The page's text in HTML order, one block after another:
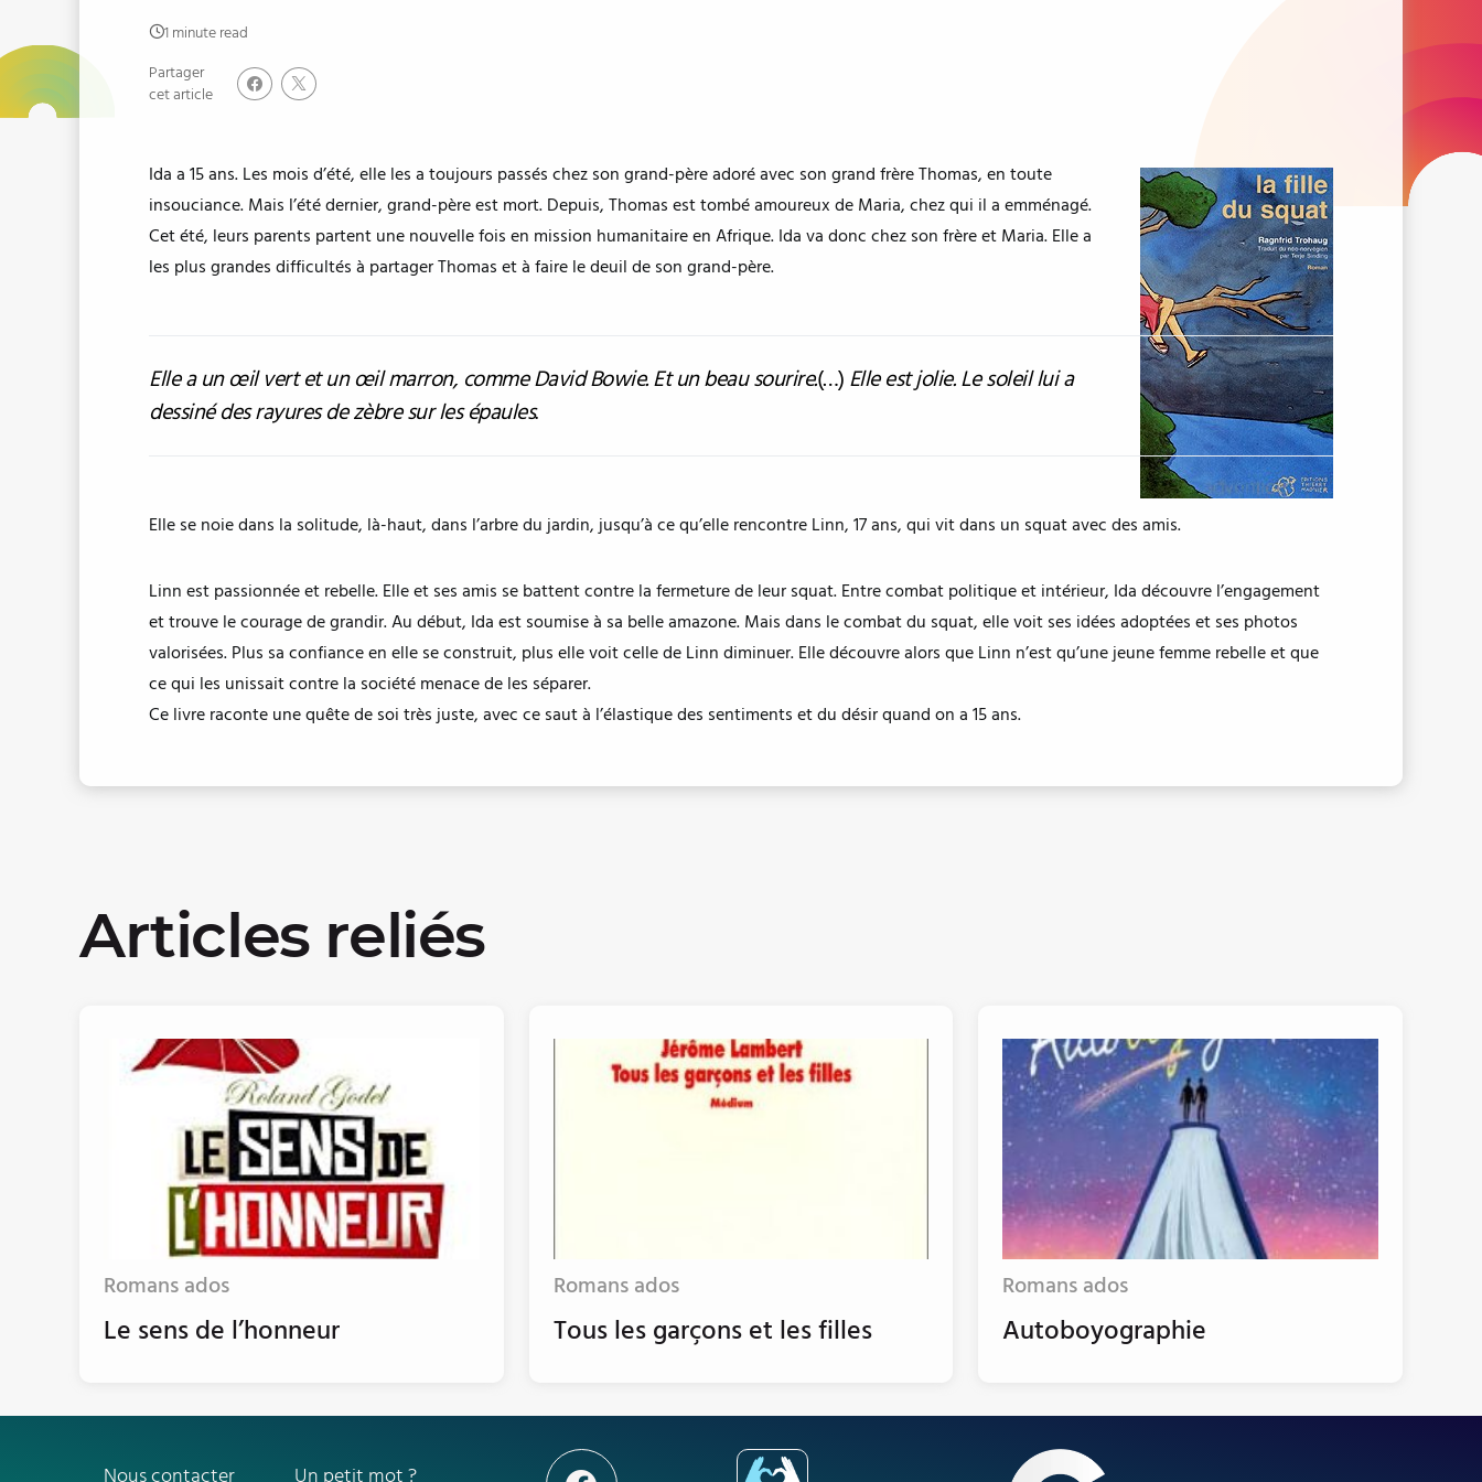
1 minute read
Partager
cet article
Ida a 15 ans. Les mois d’été, elle les a toujours passés chez son grand-père adoré avec son grand frère Thomas, en toute
insouciance. Mais l’été dernier, grand-père est mort. Depuis, Thomas est tombé amoureux de Maria, chez qui il a emménagé.
Cet été, leurs parents partent une nouvelle fois en mission humanitaire en Afrique. Ida va donc chez son frère et Maria. Elle a
les plus grandes difficultés à partager Thomas et à faire le deuil de son grand-père.
Elle a un œil vert et un œil marron, comme David Bowie. Et un beau sourire.(…) Elle est jolie. Le soleil lui a
dessiné des rayures de zèbre sur les épaules.
Elle se noie dans la solitude, là-haut, dans l’arbre du jardin, jusqu’à ce qu’elle rencontre Linn, 17 ans, qui vit dans un squat avec des amis.
Linn est passionnée et rebelle. Elle et ses amis se battent contre la fermeture de leur squat. Entre combat politique et intérieur, Ida découvre l’engagement
et trouve le courage de grandir. Au début, Ida est soumise à sa belle amazone. Mais dans le combat du squat, elle voit ses idées adoptées et ses photos
valorisées. Plus sa confiance en elle se construit, plus elle voit celle de Linn diminuer. Elle découvre alors que Linn n’est qu’une jeune femme rebelle et que
ce qui les unissait contre la société menace de les séparer.
Ce livre raconte une quête de soi très juste, avec ce saut à l’élastique des sentiments et du désir quand on a 15 ans.
Articles reliés
Romans ados
Le sens de l’honneur
Romans ados
Tous les garçons et les filles
Romans ados
Autoboyographie
Nous contacter Un petit mot ?